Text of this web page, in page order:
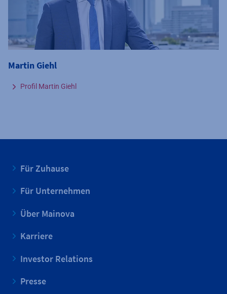
Martin Giehl
Profil Martin Giehl
Für Zuhause
Für Unternehmen
Über Mainova
Karriere
Investor Relations
Presse